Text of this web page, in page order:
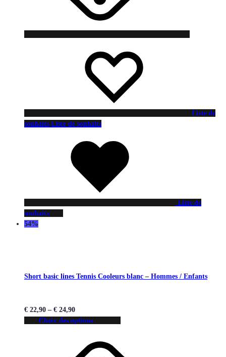
Liste de
souhaits Liste de souhaits
Liste de
souhaits
54%
Short basic lines Tennis Cooleurs blanc – Hommes / Enfants
€ 22,90 – € 24,90
Choix des options